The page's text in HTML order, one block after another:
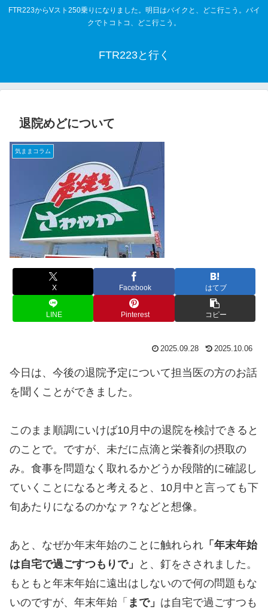
FTR223からVスト250乗りになりました。明日はバイクと、どこ行こう。バイ
クでトコトコ、どこ行こう。
FTR223と行く
退院めどについて
気ままコラム
X Facebook はてブ
LINE Pinterest コピー
2025.09.28 2025.10.06
今日は、今後の退院予定について担当医の方のお話
を聞くことができました。
このまま順調にいけば10月中の退院を検討できると
のことで。ですが、未だに点滴と栄養剤の摂取の
み。食事を問題なく取れるかどうか段階的に確認し
ていくことになると考えると、10月中と言っても下
旬あたりになるのかなァ？などと想像。
あと、なぜか年末年始のことに触れられ 「年末年始
は自宅で過ごすつもりで」
と、釘をさされました。
もともと年末年始に遠出はしないので何の問題もな
いのですが、年末年始「 まで」 は自宅で過ごすつも